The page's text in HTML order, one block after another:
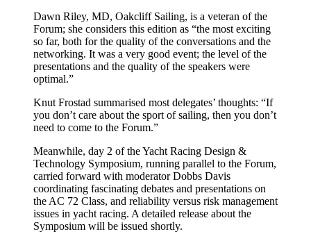
Dawn Riley, MD, Oakcliff Sailing, is a veteran of the
Forum; she considers this edition as “the most exciting
so far, both for the quality of the conversations and the
networking. It was a very good event; the level of the
presentations and the quality of the speakers were
optimal.”
Knut Frostad summarised most delegates’ thoughts: “If
you don’t care about the sport of sailing, then you don’t
need to come to the Forum.”
Meanwhile, day 2 of the Yacht Racing Design &
Technology Symposium, running parallel to the Forum,
carried forward with moderator Dobbs Davis
coordinating fascinating debates and presentations on
the AC 72 Class, and reliability versus risk management
issues in yacht racing. A detailed release about the
Symposium will be issued shortly.